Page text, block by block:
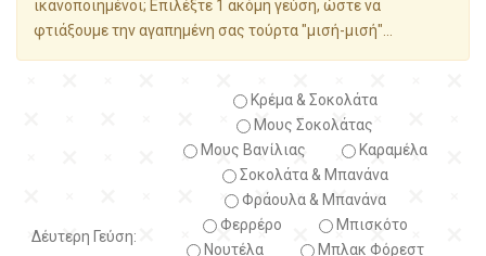
ικανοποιημένοι; Επιλέξτε 1 ακόμη γεύση, ώστε να
φτιάξουμε την αγαπημένη σας τούρτα "μισή-μισή"...
Δέυτερη Γεύση:
Κρέμα & Σοκολάτα
Μους Σοκολάτας
Μους Βανίλιας
Καραμέλα
Σοκολάτα & Μπανάνα
Φράουλα & Μπανάνα
Φερρέρο
Μπισκότο
Νουτέλα
Μπλακ Φόρεστ